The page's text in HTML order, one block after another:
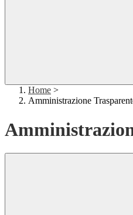
Home >
Amministrazione